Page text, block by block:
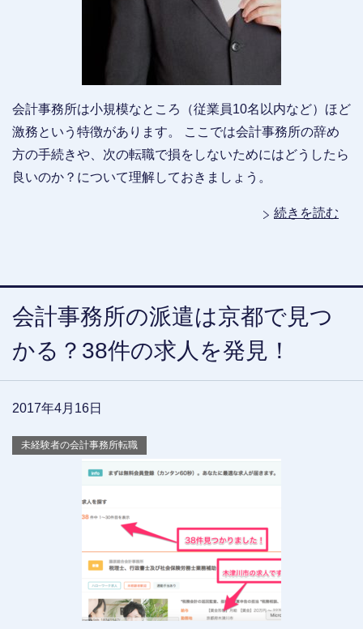
会計事務所は小規模なところ（従業員10名以内など）ほど
激務という特徴があります。 ここでは会計事務所の辞め
方の手続きや、次の転職で損をしないためにはどうしたら
良いのか？について理解しておきましょう。
続きを読む
会計事務所の派遣は京都で見つ
かる？38件の求人を発見！
2017年4月16日
未経験者の会計事務所転職